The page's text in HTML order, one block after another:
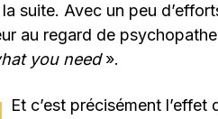
suite. Avec un peu
au regard de
you need».
Et c’est précisément